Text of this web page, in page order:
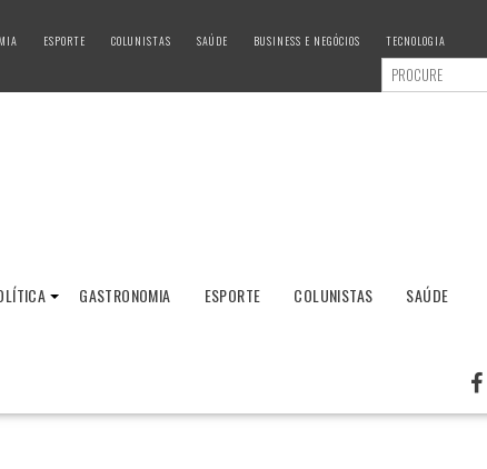
ESPORTE COLUNISTAS SAÚDE BUSINESS E NEGÓCIOS TECNOLOGIA
GASTRONOMIA ESPORTE COLUNISTAS
SAÚDE